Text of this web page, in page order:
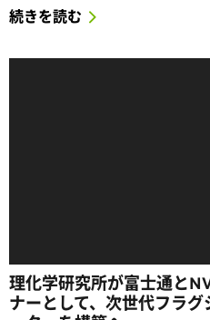
続きを読む
理化学研究所が富士通と
ナーとして、次世代フラ